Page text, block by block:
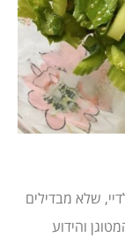
שלא מבדילים
והידוע